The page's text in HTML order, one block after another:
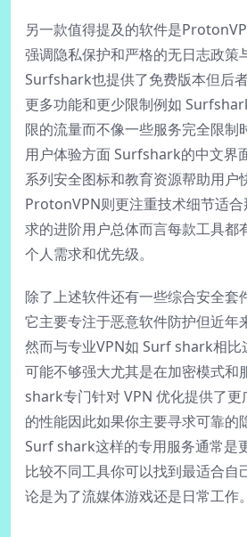
另一款值得提及的软件是
强调隐私保护和严格的无日志政
Surfshark也提供了免费版本但后
更多功能和更少限制例如
限的流量而不像一些服务完全限制
用户体验方面 Surfshark的中文界
系列安全图标和教育资源帮助用户
ProtonVPN则更注重技术细节适
求的进阶用户总体而言每款工具都
个人需求和优先级。
除了上述软件还有一些综合安全
它主要专注于恶意软件防护但近年
然而与专业VPN如 Surf shark相比
可能不够强大尤其是在加密模式和
shark专门针对 VPN 优化提供了更
的性能因此如果你主要寻求可靠的
Surf shark这样的专用服务通常是
比较不同工具你可以找到最适合自
论是为了流媒体游戏还是日常工作。